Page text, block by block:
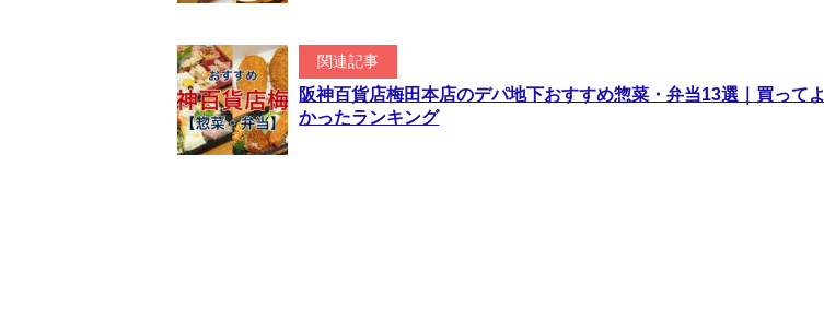
関連記事
阪神百貨店梅田本店のデパ地下おすすめ惣菜・弁当13選｜買ってよ
かったランキング